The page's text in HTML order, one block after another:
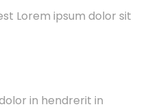
Lorem ipsum dolor sit
in hendrerit in